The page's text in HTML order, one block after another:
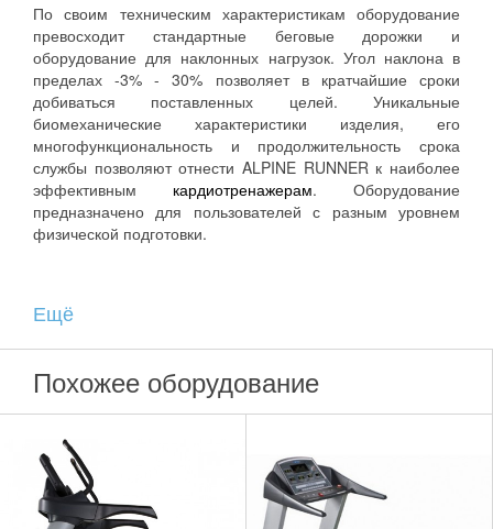
По своим техническим характеристикам оборудование
превосходит стандартные беговые дорожки и
оборудование для наклонных нагрузок. Угол наклона в
пределах -3% - 30% позволяет в кратчайшие сроки
добиваться поставленных целей. Уникальные
биомеханические характеристики изделия, его
многофункциональность и продолжительность срока
службы позволяют отнести ALPINE RUNNER к наиболее
эффективным кардиотренажерам. Оборудование
предназначено для пользователей с разным уровнем
физической подготовки.
Ещё
Похожее оборудование